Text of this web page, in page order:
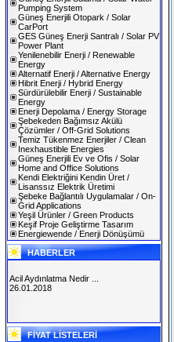
Pumping System
Güneş Enerjili Otopark / Solar
CarPort
GES Güneş Enerji Santralı / Solar PV
Power Plant
Yenilenebilir Enerji / Renewable
Energy
Alternatif Enerji / Alternative Energy
Hibrit Enerji / Hybrid Energy
Sürdürülebilir Enerji / Sustainable
Energy
Enerji Depolama / Energy Storage
Şebekeden Bağımsız Akülü
Çözümler / Off-Grid Solutions
Temiz Tükenmez Enerjiler / Clean
Inexhaustible Energies
Güneş Enerjili Ev ve Ofis / Solar
Home and Office Solutions
Kendi Elektriğini Kendin Üret /
Lisanssız Elektrik Üretimi
Şebeke Bağlantılı Uygulamalar / On-
Grid Applications
Yeşil Ürünler / Green Products
Keşif Proje Geliştirme Tasarım
Energiewende / Enerji Dönüşümü
HABERLER
Solarex İstanbul, Güneş Enerjisi ve
Teknolojileri Fuarı 2018 ...
Acil Aydınlatma Nedir ...
26.01.2018
FİYAT LİSTELERİ